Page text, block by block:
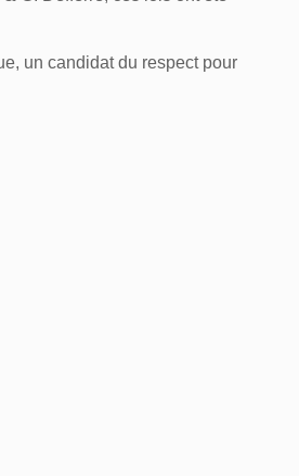
un candidat du respect pour